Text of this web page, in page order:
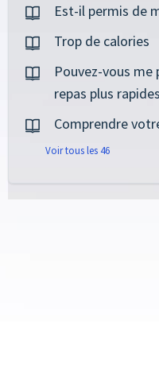
Est-il permis de
Trop de calories
Pouvez-vous
repas plus
Comprendre
Voir tous les 46